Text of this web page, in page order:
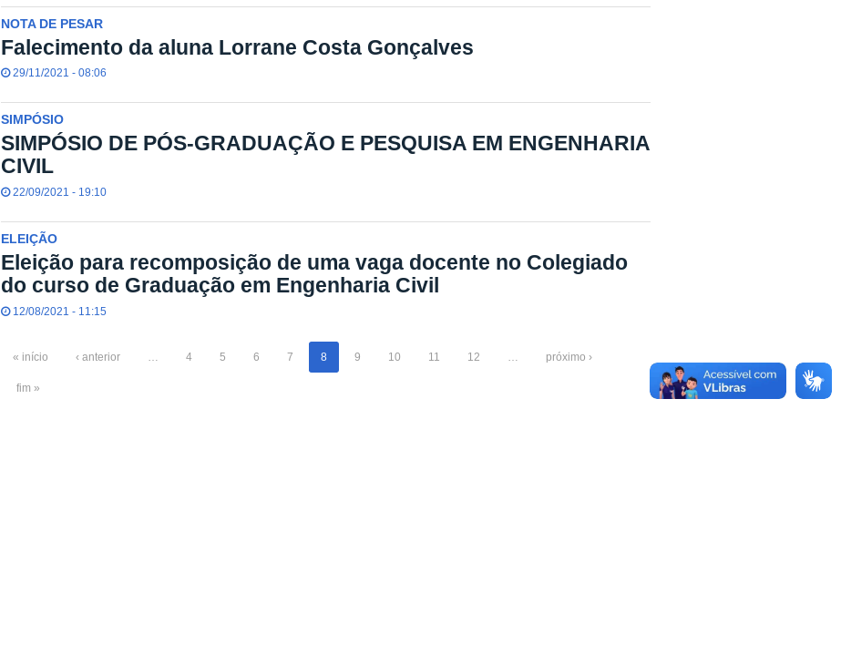
NOTA DE PESAR
Falecimento da aluna Lorrane Costa Gonçalves
29/11/2021 - 08:06
SIMPÓSIO
SIMPÓSIO DE PÓS-GRADUAÇÃO E PESQUISA EM ENGENHARIA
CIVIL
22/09/2021 - 19:10
ELEIÇÃO
Eleição para recomposição de uma vaga docente no Colegiado
do curso de Graduação em Engenharia Civil
12/08/2021 - 11:15
« início ‹ anterior 4 5 6 7 8 9 10 11 12 próximo ›
fim »